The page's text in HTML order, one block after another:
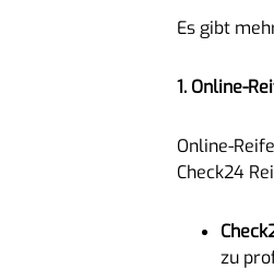
Es gibt
1. Online-
Online-
Check24
zu